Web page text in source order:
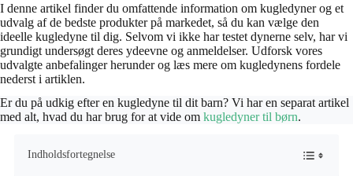
I denne artikel finder du omfattende information om kugledyner og et
udvalg af de bedste produkter på markedet, så du kan vælge den
ideelle kugledyne til dig. Selvom vi ikke har testet dynerne selv, har vi
grundigt undersøgt deres ydeevne og anmeldelser. Udforsk vores
udvalgte anbefalinger herunder og læs mere om kugledynens fordele
nederst i artiklen.
Er du på udkig efter en kugledyne til dit barn? Vi har en separat artikel
med alt, hvad du har brug for at vide om kugledyner til børn.
Indholdsfortegnelse